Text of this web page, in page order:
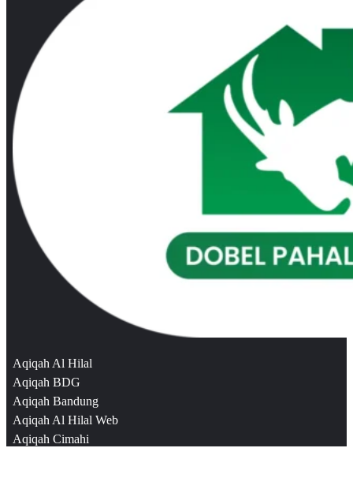
Aqiqah Al Hilal
Aqiqah BDG
Aqiqah Bandung
Aqiqah Al Hilal Web
Aqiqah Cimahi